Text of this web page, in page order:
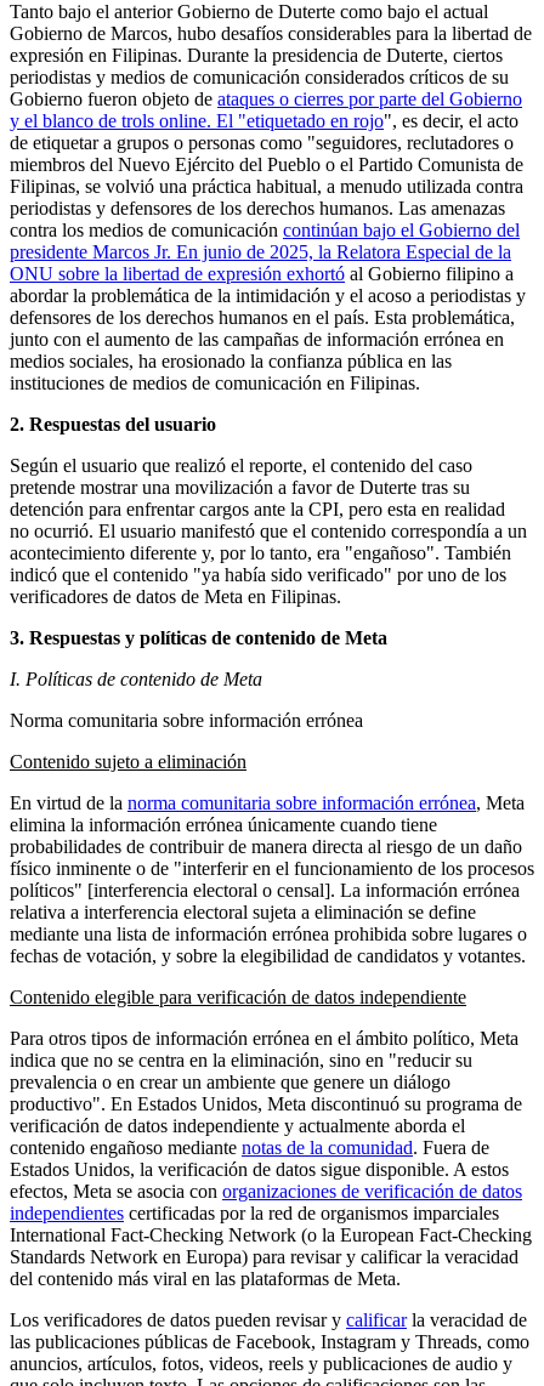
Tanto bajo el anterior Gobierno de Duterte como bajo el actual
Gobierno de Marcos, hubo desafíos considerables para la libertad de
expresión en Filipinas. Durante la presidencia de Duterte, ciertos
periodistas y medios de comunicación considerados críticos de su
Gobierno fueron objeto de ataques o cierres por parte del Gobierno
y el blanco de trols online. El "etiquetado en rojo", es decir, el acto
de etiquetar a grupos o personas como "seguidores, reclutadores o
miembros del Nuevo Ejército del Pueblo o el Partido Comunista de
Filipinas, se volvió una práctica habitual, a menudo utilizada contra
periodistas y defensores de los derechos humanos. Las amenazas
contra los medios de comunicación continúan bajo el Gobierno del
presidente Marcos Jr. En junio de 2025, la Relatora Especial de la
ONU sobre la libertad de expresión exhortó al Gobierno filipino a
abordar la problemática de la intimidación y el acoso a periodistas y
defensores de los derechos humanos en el país. Esta problemática,
junto con el aumento de las campañas de información errónea en
medios sociales, ha erosionado la confianza pública en las
instituciones de medios de comunicación en Filipinas.
2. Respuestas del usuario
Según el usuario que realizó el reporte, el contenido del caso
pretende mostrar una movilización a favor de Duterte tras su
detención para enfrentar cargos ante la CPI, pero esta en realidad
no ocurrió. El usuario manifestó que el contenido correspondía a un
acontecimiento diferente y, por lo tanto, era "engañoso". También
indicó que el contenido "ya había sido verificado" por uno de los
verificadores de datos de Meta en Filipinas.
3. Respuestas y políticas de contenido de Meta
I. Políticas de contenido de Meta
Norma comunitaria sobre información errónea
Contenido sujeto a eliminación
En virtud de la norma comunitaria sobre información errónea, Meta
elimina la información errónea únicamente cuando tiene
probabilidades de contribuir de manera directa al riesgo de un daño
físico inminente o de "interferir en el funcionamiento de los procesos
políticos" [interferencia electoral o censal]. La información errónea
relativa a interferencia electoral sujeta a eliminación se define
mediante una lista de información errónea prohibida sobre lugares o
fechas de votación, y sobre la elegibilidad de candidatos y votantes.
Contenido elegible para verificación de datos independiente
Para otros tipos de información errónea en el ámbito político, Meta
indica que no se centra en la eliminación, sino en "reducir su
prevalencia o en crear un ambiente que genere un diálogo
productivo". En Estados Unidos, Meta discontinuó su programa de
verificación de datos independiente y actualmente aborda el
contenido engañoso mediante notas de la comunidad. Fuera de
Estados Unidos, la verificación de datos sigue disponible. A estos
efectos, Meta se asocia con organizaciones de verificación de datos
independientes certificadas por la red de organismos imparciales
International Fact-Checking Network (o la European Fact-Checking
Standards Network en Europa) para revisar y calificar la veracidad
del contenido más viral en las plataformas de Meta.
Los verificadores de datos pueden revisar y calificarla veracidad de
las publicaciones públicas de Facebook, Instagram y Threads, como
anuncios, artículos, fotos, videos, reels y publicaciones de audio y